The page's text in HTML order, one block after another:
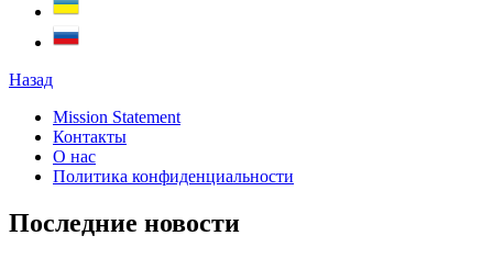
Назад
Mission Statement
Контакты
О нас
Политика конфиденциальности
Последние новости